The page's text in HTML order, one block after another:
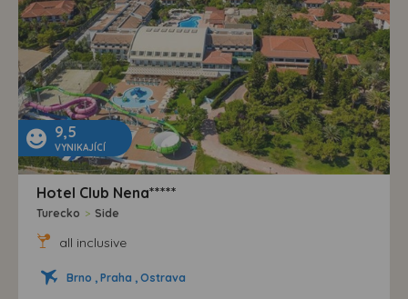
9,5
VYNIKAJÍCÍ
Hotel Club Nena*****
Turecko > Side
all inclusive
Brno , Praha , Ostrava